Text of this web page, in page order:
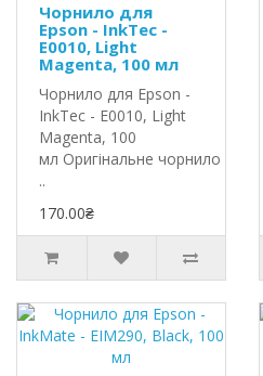
Чорнило для
Epson - InkTec -
E0010, Light
Magenta, 100 мл
Чорнило для Epson -
InkTec - E0010, Light
Magenta, 100
мл Оригінальне чорнило InkTec
..
170.00₴